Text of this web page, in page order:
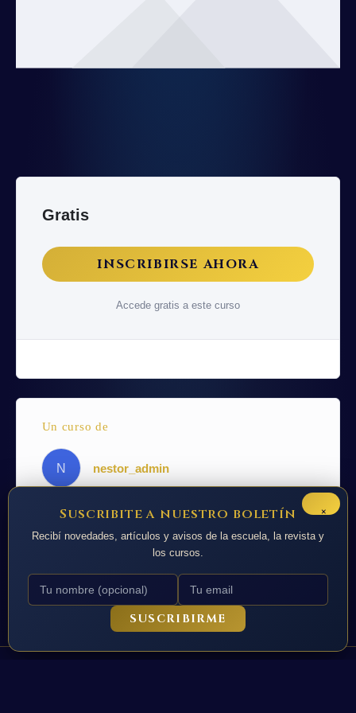
Gratis
INSCRIBIRSE AHORA
Accede gratis a este curso
Un curso de
N nestor_admin
×
Suscribite a nuestro boletín
Recibí novedades, artículos y avisos de la escuela, la revista y
los cursos.
SUSCRIBIRME